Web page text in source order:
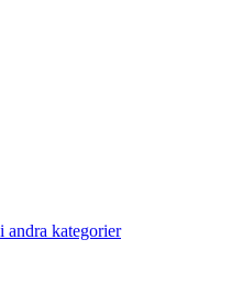
andra kategorier